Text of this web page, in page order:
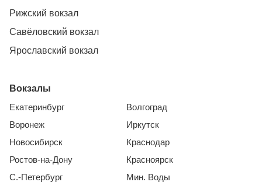
Рижский вокзал
Савёловский вокзал
Ярославский вокзал
Вокзалы
Екатеринбург
Воронеж
Новосибирск
Ростов-на-Дону
С.-Петербург
Волгоград
Иркутск
Краснодар
Красноярск
Мин. Воды